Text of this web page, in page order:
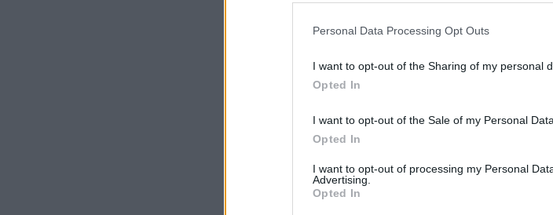
Personal Data Processing Opt Outs
I want to opt-out of the Sharing of my personal
Opted In
I want to opt-out of the Sale of my Personal Data.
Opted In
I want to opt-out of processing my Personal
Advertising.
Opted In